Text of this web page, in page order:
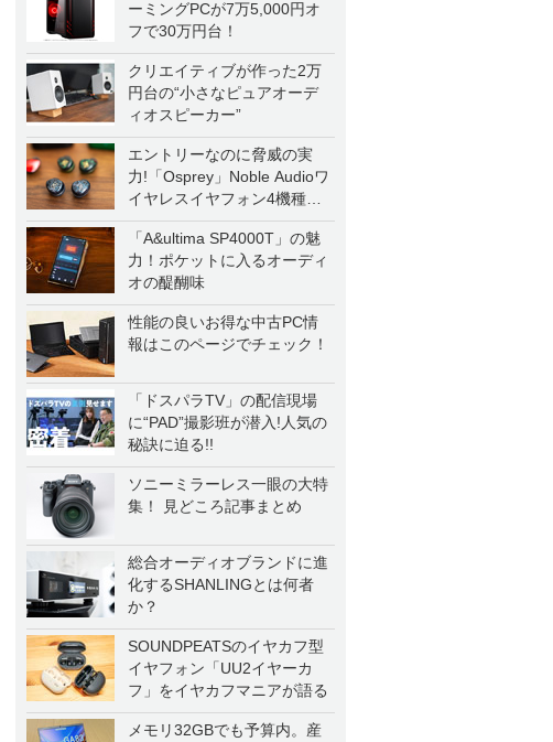
ーミングPCが7万5,000円オ
フで30万円台！
クリエイティブが作った2万
円台の“小さなピュアオーデ
ィオスピーカー”
エントリーなのに脅威の実
力!「Osprey」Noble Audioワ
イヤレスイヤフォン4機種を
一気に聴く
「A&ultima SP4000T」の魅
力！ポケットに入るオーディ
オの醍醐味
性能の良いお得な中古PC情
報はこのページでチェック！
「ドスパラTV」の配信現場
に“PAD”撮影班が潜入!人気の
秘訣に迫る!!
ソニーミラーレス一眼の大特
集！ 見どころ記事まとめ
総合オーディオブランドに進
化するSHANLINGとは何者
か？
SOUNDPEATSのイヤカフ型
イヤフォン「UU2イヤーカ
フ」をイヤカフマニアが語る
メモリ32GBでも予算内。産